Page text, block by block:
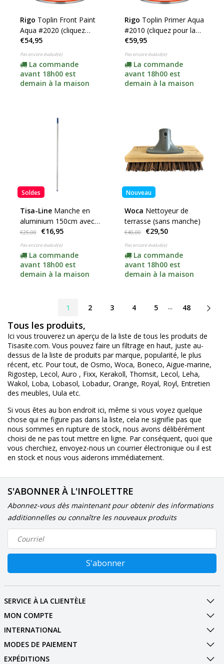
Rigo Toplin Front Paint
Aqua #2020 (cliquez
pour la couleur et le
contenu)
€54,95
Pas encore évalué(e)
La commande
avant 18h00 est
demain à la maison
Rigo Toplin Primer Aqua
#2010 (cliquez pour la
couleur et le contenu)
€59,95
Pas encore évalué(e)
La commande
avant 18h00 est
demain à la maison
Soldes
Tisa-Line Manche en
aluminium 150cm avec
filetage allemand
€25,00 €16,95
Pas encore évalué(e)
La commande
avant 18h00 est
demain à la maison
Nouveau
Woca Nettoyeur de
terrasse (sans manche)
€40,00 €29,50
Pas encore évalué(e)
La commande
avant 18h00 est
demain à la maison
1 2 3 4 5 ... 48
Tous les produits,
Ici vous trouverez un aperçu de la liste de tous les produits de
Tisasite.com. Vous pouvez faire un filtrage en haut, juste au-
dessus de la liste de produits par marque, popularité, le plus
récent, etc. Pour tout, de Osmo, Woca, Boneco, Aigue-marine,
Rigostep, Lecol, Auro , Fixx, Kerakoll, Thomsit, Lecol, Leha,
Wakol, Loba, Lobasol, Lobadur, Orange, Royal, Royl, Entretien
des meubles, Uula etc.
Si vous êtes au bon endroit ici, même si vous voyez quelque
chose qui ne figure pas dans la liste, cela ne signifie pas que
nous sommes en rupture de stock, nous avons délibérément
choisi de ne pas tout mettre en ligne. Par conséquent, quoi que
vous cherchiez, envoyez-nous un courrier électronique ou il est
en stock et nous vous aiderons immédiatement.
S'ABONNER À L'INFOLETTRE
Abonnez-vous dès maintenant pour obtenir des informations
additionnelles ou connaître les nouveaux produits
S'abonner
SERVICE À LA CLIENTÈLE
MON COMPTE
INTERNATIONAL
MODES DE PAIEMENT
EXPÉDITIONS